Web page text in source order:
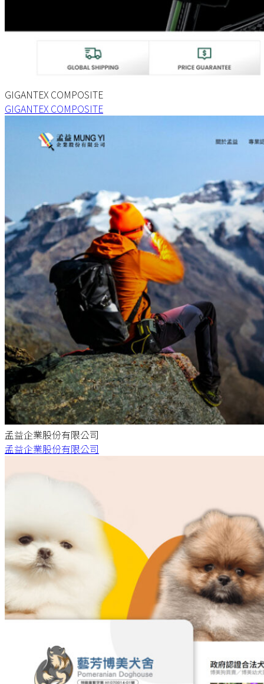
GIGANTEX COMPOSITE
GIGANTEX COMPOSITE
孟益企業股份有限公司
孟益企業股份有限公司